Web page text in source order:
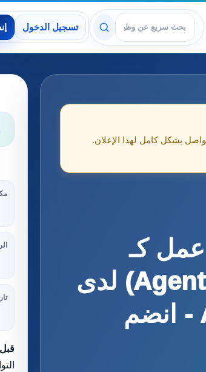
عرض الوظائف
تسجيل الدخول
بشكل كامل لهذا الإعلان.
كـ
'عامل إنتاج' (Agent de Production) لدى
APTIV SERVICES TANGER - انضم